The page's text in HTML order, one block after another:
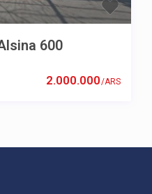
2.000.000/ARS
600